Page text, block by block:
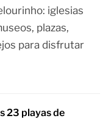
iglesias
plazas,
para disfrutar
23 playas de